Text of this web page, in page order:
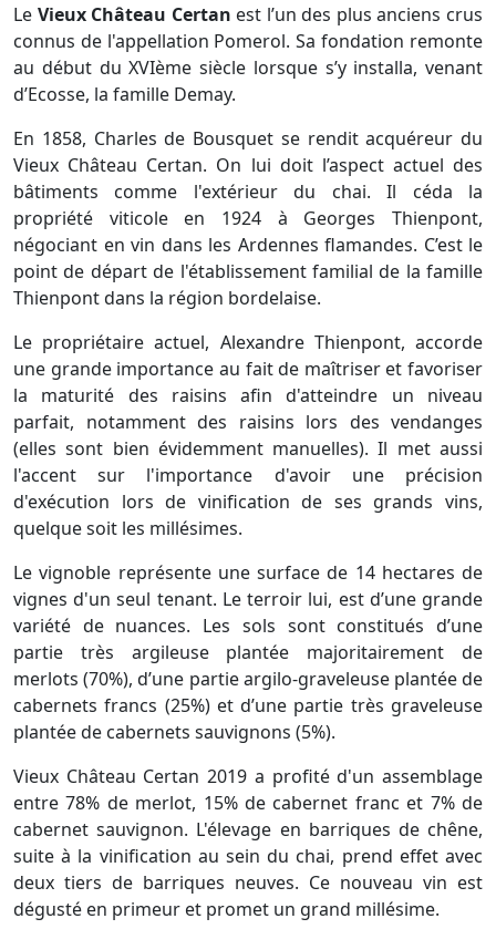
Le Vieux Château Certan est l’un des plus anciens crus
connus de l'appellation Pomerol. Sa fondation remonte
au début du XVIème siècle lorsque s’y installa, venant
d’Ecosse, la famille Demay.
En 1858, Charles de Bousquet se rendit acquéreur du
Vieux Château Certan. On lui doit l’aspect actuel des
bâtiments comme l'extérieur du chai. Il céda la
propriété viticole en 1924 à Georges Thienpont,
négociant en vin dans les Ardennes flamandes. C’est le
point de départ de l'établissement familial de la famille
Thienpont dans la région bordelaise.
Le propriétaire actuel, Alexandre Thienpont, accorde
une grande importance au fait de maîtriser et favoriser
la maturité des raisins afin d'atteindre un niveau
parfait, notamment des raisins lors des vendanges
(elles sont bien évidemment manuelles). Il met aussi
l'accent sur l'importance d'avoir une précision
d'exécution lors de vinification de ses grands vins,
quelque soit les millésimes.
Le vignoble représente une surface de 14 hectares de
vignes d'un seul tenant. Le terroir lui, est d’une grande
variété de nuances. Les sols sont constitués d’une
partie très argileuse plantée majoritairement de
merlots (70%), d’une partie argilo-graveleuse plantée de
cabernets francs (25%) et d’une partie très graveleuse
plantée de cabernets sauvignons (5%).
Vieux Château Certan 2019 a profité d'un assemblage
entre 78% de merlot, 15% de cabernet franc et 7% de
cabernet sauvignon. L'élevage en barriques de chêne,
suite à la vinification au sein du chai, prend effet avec
deux tiers de barriques neuves. Ce nouveau vin est
dégusté en primeur et promet un grand millésime.